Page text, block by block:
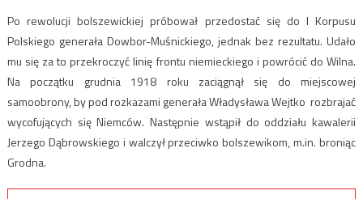
Po rewolucji bolszewickiej próbował przedostać się do I Korpusu
Polskiego generała Dowbor-Muśnickiego, jednak bez rezultatu. Udało
mu się za to przekroczyć linię frontu niemieckiego i powrócić do Wilna.
Na początku grudnia 1918 roku zaciągnął się do miejscowej
samoobrony, by pod rozkazami generała Władysława Wejtko rozbrajać
wycofujących się Niemców. Następnie wstąpił do oddziału kawalerii
Jerzego Dąbrowskiego i walczył przeciwko bolszewikom, m.in. broniąc
Grodna.